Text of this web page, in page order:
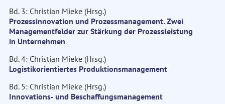
Bd. 3: Christian Mieke (Hrsg.)
Prozessinnovation und Prozessmanagement. Zwei
Managementfelder zur Stärkung der Prozessleistung
in Unternehmen
Bd. 4: Christian Mieke (Hrsg.)
Logistikorientiertes Produktionsmanagement
Bd. 5: Christian Mieke (Hrsg.)
Innovations- und Beschaffungsmanagement